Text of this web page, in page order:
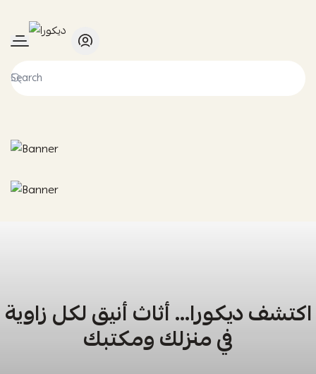
ديكورا
اكتشف ديكورا… أثاث أنيق لكل زاوية
في منزلك ومكتبك